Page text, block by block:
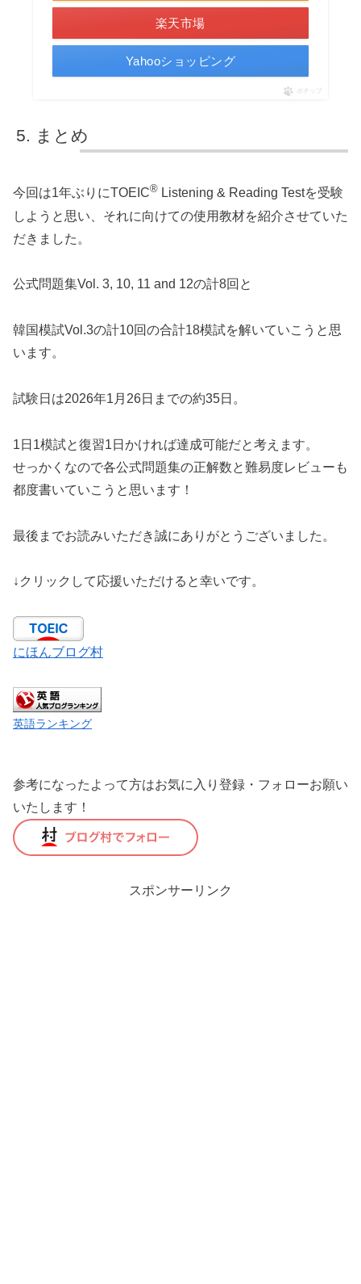
楽天市場
Yahooショッピング
ポチップ
まとめ
今回は1年ぶりにTOEIC® Listening & Reading Testを受験
しようと思い、それに向けての使用教材を紹介させていた
だきました。
公式問題集Vol. 3, 10, 11 and 12の計8回と
韓国模試Vol.3の計10回の合計18模試を解いていこうと思
います。
試験日は2026年1月26日までの約35日。
1日1模試と復習1日かければ達成可能だと考えます。
せっかくなので各公式問題集の正解数と難易度レビューも
都度書いていこうと思います！
最後までお読みいただき誠にありがとうございました。
↓クリックして応援いただけると幸いです。
にほんブログ村
英語ランキング
参考になったよって方はお気に入り登録・フォローお願い
いたします！
スポンサーリンク